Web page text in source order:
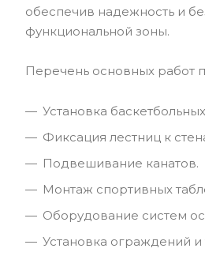
обеспечив надежность и
функциональной зоны.
Перечень основных работ
Установка
Фиксация лестниц к
Подвешивание канатов.
Монтаж спортивных
Оборудование систем
Установка ограждений и